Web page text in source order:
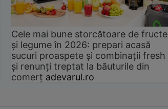
Cele mai bune storcătoare de fructe
și legume în 2026: prepari acasă
sucuri proaspete și combinații fresh
și renunți treptat la băuturile din
comerț adevarul.ro